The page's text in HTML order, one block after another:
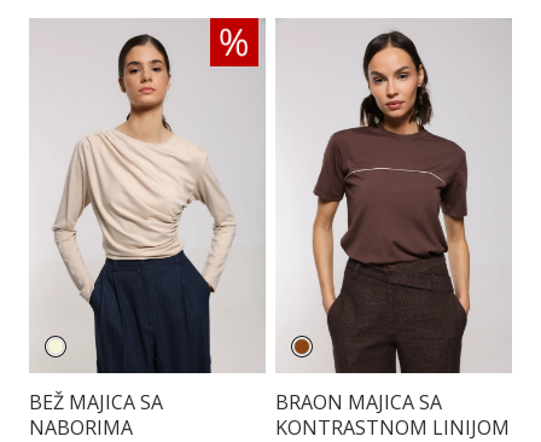
BEŽ MAJICA SA
NABORIMA
BRAON MAJICA SA
KONTRASTNOM LINIJOM